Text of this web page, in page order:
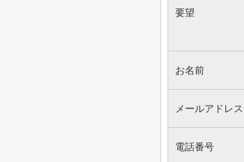
要望
お名前
メールアドレス
電話番号